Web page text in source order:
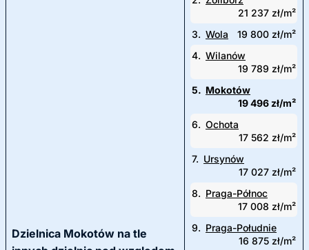
Dzielnica Mokotów na tle
21 237 zł/m²
3. Wola
19 800 zł/m²
4. Wilanów
19 789 zł/m²
5. Mokotów
19 496 zł/m²
6. Ochota
17 562 zł/m²
7. Ursynów
17 027 zł/m²
8. Praga-Północ
17 008 zł/m²
9. Praga-Południe
16 875 zł/m²